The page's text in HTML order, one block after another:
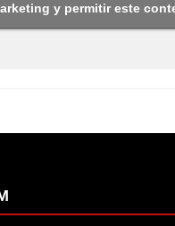
y permitir este